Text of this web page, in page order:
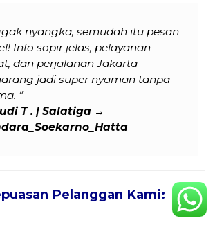
nyangka, semudah itu pesan
Info sopir jelas, pelayanan
dan perjalanan Jakarta–
jadi super nyaman tanpa
“
T . | Salatiga →
Pelanggan Kami: